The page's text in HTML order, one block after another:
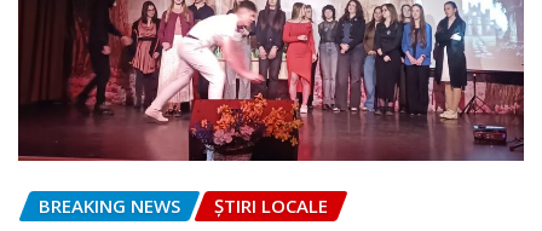
BREAKING NEWS ȘTIRI LOCALE